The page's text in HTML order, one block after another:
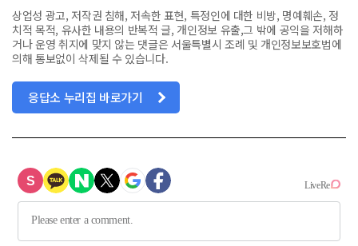
상업성 광고, 저작권 침해, 저속한 표현, 특정인에 대한 비방, 명예훼손, 정
치적 목적, 유사한 내용의 반복적 글, 개인정보 유출,그 밖에 공익을 저해하
거나 운영 취지에 맞지 않는 댓글은 서울특별시 조례 및 개인정보보호법에
의해 통보없이 삭제될 수 있습니다.
응답소 누리집 바로가기